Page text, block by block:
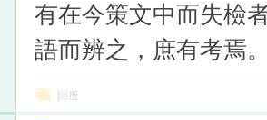
有在今策文中而失檢
語而辨之，庶有考焉
回復